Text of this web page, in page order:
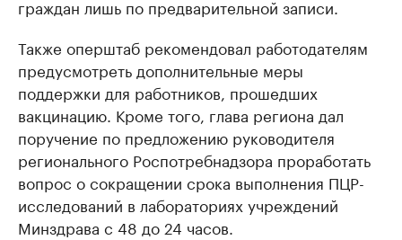
граждан лишь по предварительной записи.
Также оперштаб рекомендовал работодателям
предусмотреть дополнительные меры
поддержки для работников, прошедших
вакцинацию. Кроме того, глава региона дал
поручение по предложению руководителя
регионального Роспотребнадзора проработать
вопрос о сокращении срока выполнения ПЦР-
исследований в лабораториях учреждений
Минздрава с 48 до 24 часов.